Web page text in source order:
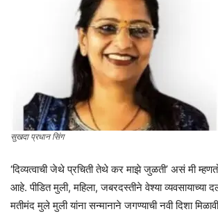
सुखदा प्रधान सिंग
‘दिव्यत्वाची जेथे प्रचिती तेथे कर माझे जुळती’ असं मी
आहे. पीडित मुली, महिला, जबरदस्तीने वेश्या व्यवसायाच्या
मतीमंद मुले मुली यांना सन्मानाने जगण्याची नवी दिशा